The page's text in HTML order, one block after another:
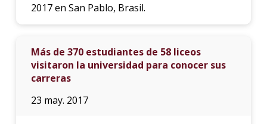
2017 en San Pablo, Brasil.
Más de 370 estudiantes de 58 liceos
visitaron la universidad para conocer sus
carreras
23 may. 2017